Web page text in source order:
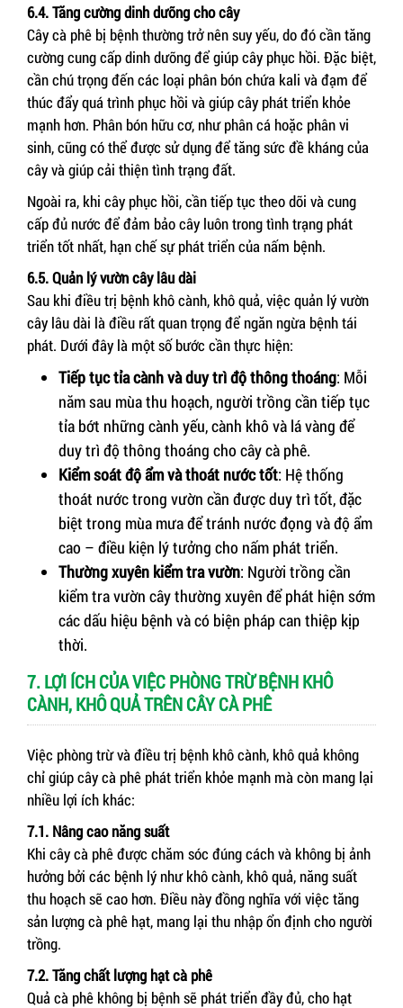
6.4. Tăng cường dinh dưỡng cho cây
Cây cà phê bị bệnh thường trở nên suy yếu, do đó cần tăng
cường cung cấp dinh dưỡng để giúp cây phục hồi. Đặc biệt,
cần chú trọng đến các loại phân bón chứa kali và đạm để
thúc đẩy quá trình phục hồi và giúp cây phát triển khỏe
mạnh hơn. Phân bón hữu cơ, như phân cá hoặc phân vi
sinh, cũng có thể được sử dụng để tăng sức đề kháng của
cây và giúp cải thiện tình trạng đất.
Ngoài ra, khi cây phục hồi, cần tiếp tục theo dõi và cung
cấp đủ nước để đảm bảo cây luôn trong tình trạng phát
triển tốt nhất, hạn chế sự phát triển của nấm bệnh.
6.5. Quản lý vườn cây lâu dài
Sau khi điều trị bệnh khô cành, khô quả, việc quản lý vườn
cây lâu dài là điều rất quan trọng để ngăn ngừa bệnh tái
phát. Dưới đây là một số bước cần thực hiện:
Tiếp tục tỉa cành và duy trì độ thông thoáng: Mỗi
năm sau mùa thu hoạch, người trồng cần tiếp tục
tỉa bớt những cành yếu, cành khô và lá vàng để
duy trì độ thông thoáng cho cây cà phê.
Kiểm soát độ ẩm và thoát nước tốt: Hệ thống
thoát nước trong vườn cần được duy trì tốt, đặc
biệt trong mùa mưa để tránh nước đọng và độ ẩm
cao – điều kiện lý tưởng cho nấm phát triển.
Thường xuyên kiểm tra vườn: Người trồng cần
kiểm tra vườn cây thường xuyên để phát hiện sớm
các dấu hiệu bệnh và có biện pháp can thiệp kịp
thời.
7. LỢI ÍCH CỦA VIỆC PHÒNG TRỪ BỆNH KHÔ
CÀNH, KHÔ QUẢ TRÊN CÂY CÀ PHÊ
Việc phòng trừ và điều trị bệnh khô cành, khô quả không
chỉ giúp cây cà phê phát triển khỏe mạnh mà còn mang lại
nhiều lợi ích khác:
7.1. Nâng cao năng suất
Khi cây cà phê được chăm sóc đúng cách và không bị ảnh
hưởng bởi các bệnh lý như khô cành, khô quả, năng suất
thu hoạch sẽ cao hơn. Điều này đồng nghĩa với việc tăng
sản lượng cà phê hạt, mang lại thu nhập ổn định cho người
trồng.
7.2. Tăng chất lượng hạt cà phê
Quả cà phê không bị bệnh sẽ phát triển đầy đủ, cho hạt